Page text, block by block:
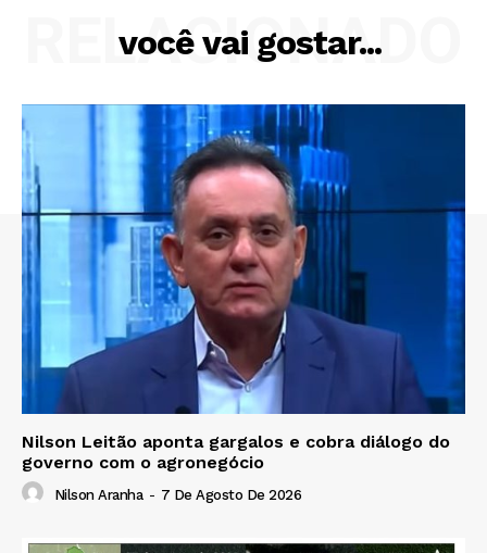
você vai gostar...
RELACIONADO
Nilson Leitão aponta gargalos e cobra diálogo do
governo com o agronegócio
Nilson Aranha - 7 De Agosto De 2026